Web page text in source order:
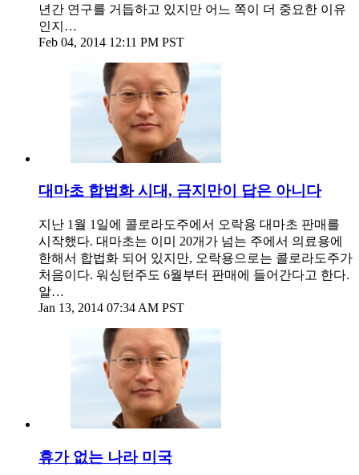
년간 연구를 거듭하고 있지만 어느 쪽이 더 중요한 이유
인지…
Feb 04, 2014 12:11 PM PST
대마초 합법화 시대, 금지만이 답은 아니다
지난 1월 1일에 콜로라도주에서 오락용 대마초 판매를
시작했다. 대마초는 이미 20개가 넘는 주에서 의료용에
한해서 합법화 되어 있지만, 오락용으로는 콜로라도주가
처음이다. 워싱턴주도 6월부터 판매에 들어간다고 한다.
알…
Jan 13, 2014 07:34 AM PST
휴가 없는 나라 미국